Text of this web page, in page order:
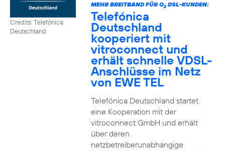
Credits: Telefónica
Deutschland
MEHR BREITBAND FÜR O2DSL-KUNDEN:
Telefónica
Deutschland
kooperiert mit
vitroconnect und
erhält schnelle VDSL-
Anschlüsse im Netz
von EWE TEL
Telefónica Deutschland startet
eine Kooperation mit der
vitroconnect GmbH und erhält
über deren
netzbetreiberunabhängige